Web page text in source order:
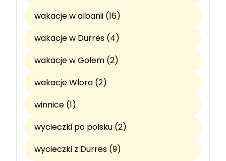
wakacje w albanii (16)
wakacje w Durrës (4)
wakacje w Golem (2)
wakacje Wlora (2)
winnice (1)
wycieczki po polsku (2)
wycieczki z Durrës (9)